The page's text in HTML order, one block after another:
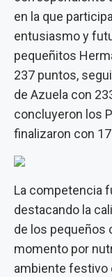
en la que
entusiasmo y
pequeñitos
237 puntos,
de Azuela con
concluyeron los
finalizaron con
La competencia
destacando la
de los pequeños
momento por
ambiente festivo